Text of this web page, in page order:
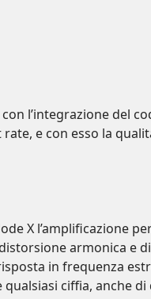
l’integrazione del
e con esso la
X l’amplificazione
armonica e
in frequenza
ciffia, anche